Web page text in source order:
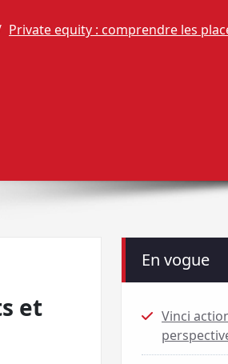
Private equity : comprendre les
et
En vogue
Vinci